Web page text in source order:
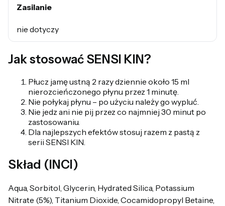
Zasilanie
nie dotyczy
Jak stosować SENSI KIN?
Płucz jamę ustną 2 razy dziennie około 15 ml
nierozcieńczonego płynu przez 1 minutę.
Nie połykaj płynu – po użyciu należy go wypluć.
Nie jedz ani nie pij przez co najmniej 30 minut po
zastosowaniu.
Dla najlepszych efektów stosuj razem z pastą z
serii SENSI KIN.
Skład (INCI)
Aqua, Sorbitol, Glycerin, Hydrated Silica, Potassium
Nitrate (5%), Titanium Dioxide, Cocamidopropyl Betaine,